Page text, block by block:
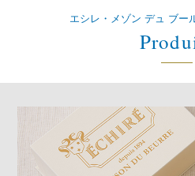
エシレ・メゾン デュ ブー